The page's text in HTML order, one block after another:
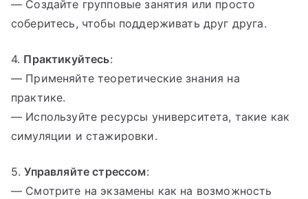
— Создайте групповые занятия или просто
соберитесь, чтобы поддерживать друг друга.
4. Практикуйтесь:
— Применяйте теоретические знания на
практике.
— Используйте ресурсы университета, такие как
симуляции и стажировки.
5.Управляйте стрессом:
— Смотрите на экзамены как на возможность